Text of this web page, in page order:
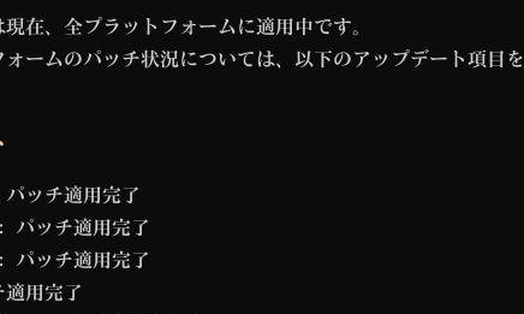
現在、全プラットフォームに適用中です。
ームのパッチ状況については、以下のアップデート項目を
ッチ適用完了
パッチ適用完了
パッチ適用完了
用完了